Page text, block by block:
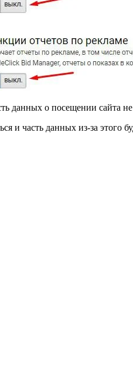
о посещении сайта не
и часть данных из-за этого